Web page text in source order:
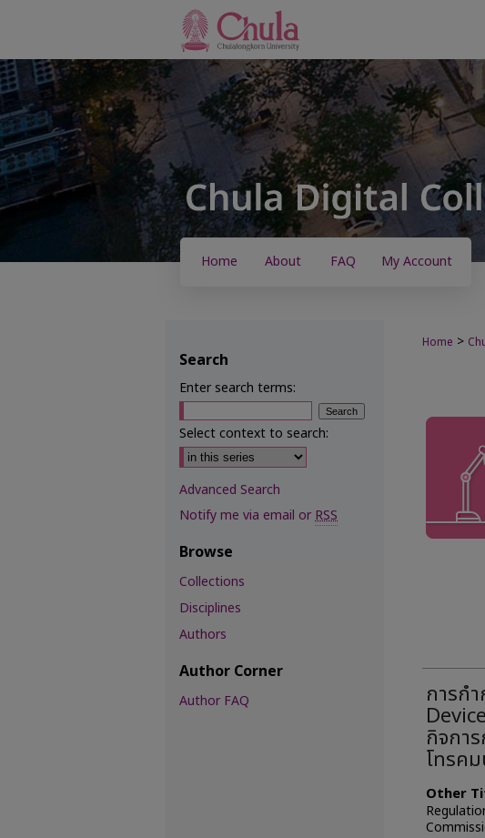
Home About FAQ My Account
Home >
การก
กิจกา
โทรค
Other
Search
Enter search terms:
Select context to search:
Advanced Search
Notify me via email orRSS
Browse
Collections
Disciplines
Authors
Author Corner
Author FAQ